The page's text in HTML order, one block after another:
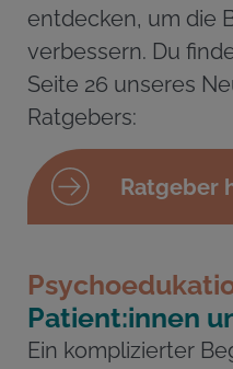
entdecken, um die
verbessern. Du
Seite 26 unseres
Ratgebers:
Ratgeber
Patient:innen
Ein komplizierter